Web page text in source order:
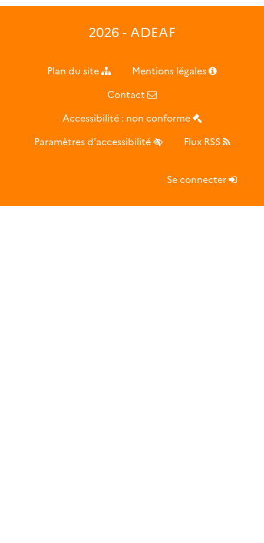
2026 - ADEAF
Plan du site Mentions légales
Contact
Accessibilité : non conforme
Paramètres d'accessibilité Flux RSS
Se connecter